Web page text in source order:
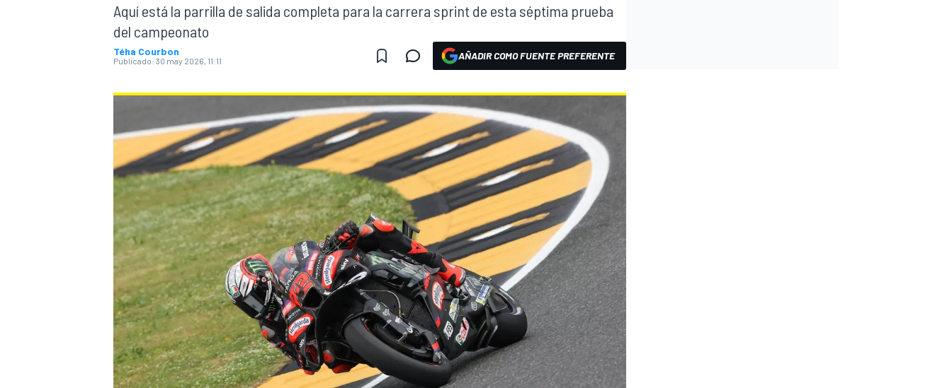
MOTOGP
NASCAR CUP
Aquí está la parrilla de salida completa para la carrera sprint de esta séptima prueba
del campeonato
Téha Courbon
Publicado: 30 may 2026, 11:11 AÑADIR COMO FUENTE PREFERENTE